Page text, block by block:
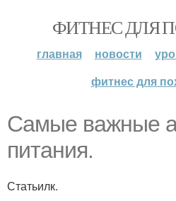
ФИТНЕС ДЛЯ
главная новости
фитнес для
Самые важные
питания.
Статьилк.